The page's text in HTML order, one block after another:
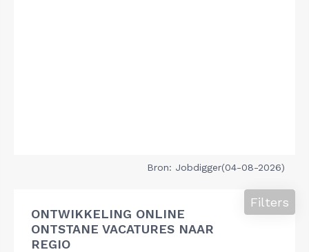
Bron: Jobdigger(04-08-2026)
ONTWIKKELING ONLINE
ONTSTANE VACATURES NAAR
REGIO
Filters